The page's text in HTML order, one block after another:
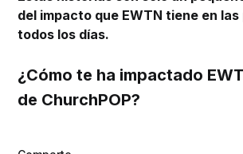
del impacto que EWTN tiene en
todos los días.
¿Cómo te ha impactado
de ChurchPOP?